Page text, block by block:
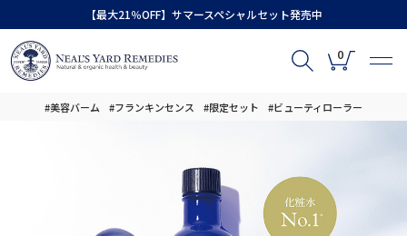
【最大21％OFF】サマースペシャルセット発売中
0
#美容バーム #フランキンセンス #限定セット #ビューティローラー